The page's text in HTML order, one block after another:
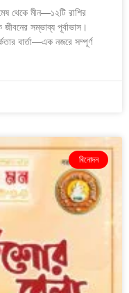
থেকে মীন—১২টি রাশির
জীবনের সম্ভাব্য পূর্বাভাস।
বার্তা—এক নজরে সম্পূর্ণ
বিনোদন